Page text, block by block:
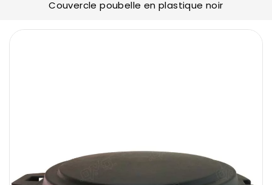
Couvercle poubelle en plastique noir